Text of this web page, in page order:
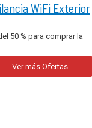
WiFi Exterior
50 % para comprar la
Ver más Ofertas